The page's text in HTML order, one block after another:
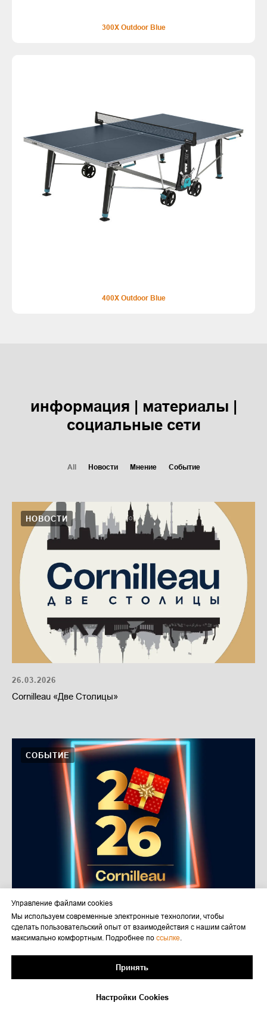
300X Outdoor Blue
400X Outdoor Blue
Управление файлами cookies
Мы используем современные электронные технологии, чтобы
сделать пользовательский опыт от взаимодействия с нашим сайтом
максимально комфортным. Подробнее по ссылке.
Принять
Настройки Cookies
информация | материалы |
социальные сети
All Новости Мнение Событие
НОВОСТИ
26.03.2026
Cornilleau «Две Столицы»
СОБЫТИЕ
30.12.2025
С Новым 2026 годом — поздравления от коллектива
Cornilleau Россия!